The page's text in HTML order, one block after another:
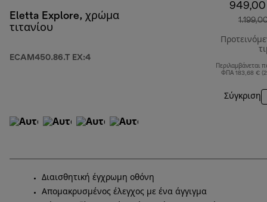
Eletta Explore, χρώμα
τιτανίου
ECAM450.86.T EX:4
Περιλαμβάνεται
ΦΠΑ 183,68 €
Σύγκριση
Διαισθητική έγχρωμη οθόνη
Απομακρυσμένος έλεγχος με ένα άγγιγμα